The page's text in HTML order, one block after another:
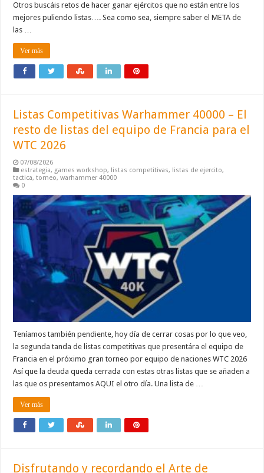
Otros buscáis retos de hacer ganar ejércitos que no están entre los
mejores puliendo listas…. Sea como sea, siempre saber el META de
las …
Ver más
Listas Competitivas Warhammer 40000 – El
resto de listas del equipo de Francia para el
WTC 2026
07/08/2026
estrategia, games workshop, listas competitivas, listas de ejercito,
tactica,torneo,warhammer 40000
0
Teníamos también pendiente, hoy día de cerrar cosas por lo que veo,
la segunda tanda de listas competitivas que presentára el equipo de
Francia en el próximo gran torneo por equipo de naciones WTC 2026
Así que la deuda queda cerrada con estas otras listas que se añaden a
las que os presentamos AQUI el otro día. Una lista de …
Ver más
Disfrutando y recordando el Arte de